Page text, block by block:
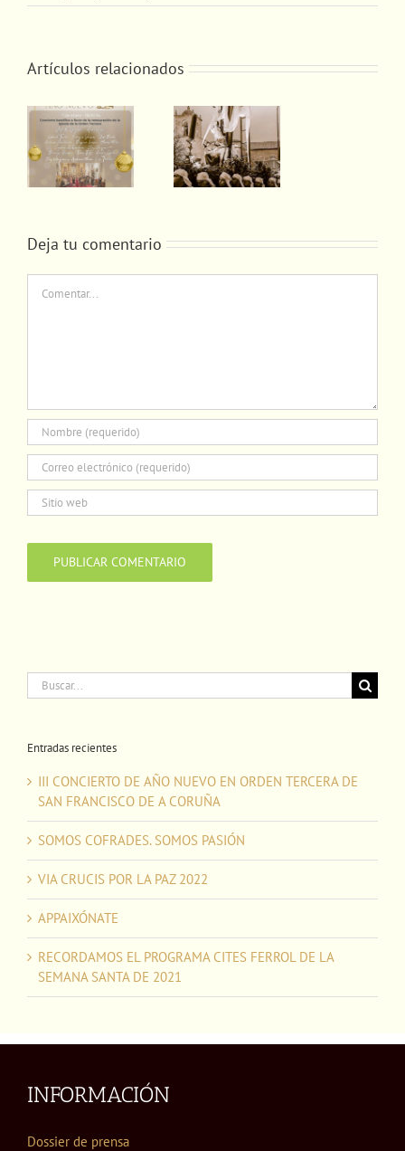
Artículos relacionados
SOMOS
COFRADES.
SOMOS
PASIÓN
Deja tu comentario
Buscar:
Entradas recientes
III CONCIERTO DE AÑO NUEVO EN ORDEN TERCERA DE
SAN FRANCISCO DE A CORUÑA
SOMOS COFRADES. SOMOS PASIÓN
VIA CRUCIS POR LA PAZ 2022
APPAIXÓNATE
RECORDAMOS EL PROGRAMA CITES FERROL DE LA
SEMANA SANTA DE 2021
INFORMACIÓN
Dossier de prensa